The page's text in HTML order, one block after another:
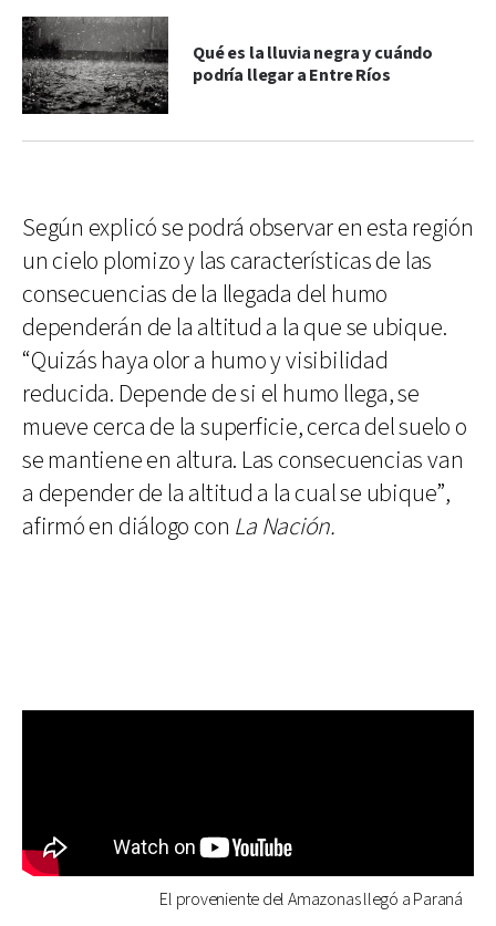
Qué es la lluvia negra y cuándo
podría llegar a Entre Ríos
Según explicó se podrá observar en esta región
un cielo plomizo y las características de las
consecuencias de la llegada del humo
dependerán de la altitud a la que se ubique.
“Quizás haya olor a humo y visibilidad
reducida. Depende de si el humo llega, se
mueve cerca de la superficie, cerca del suelo o
se mantiene en altura. Las consecuencias van
a depender de la altitud a la cual se ubique”,
afirmó en diálogo con La Nación.
El proveniente del Amazonas llegó a Paraná